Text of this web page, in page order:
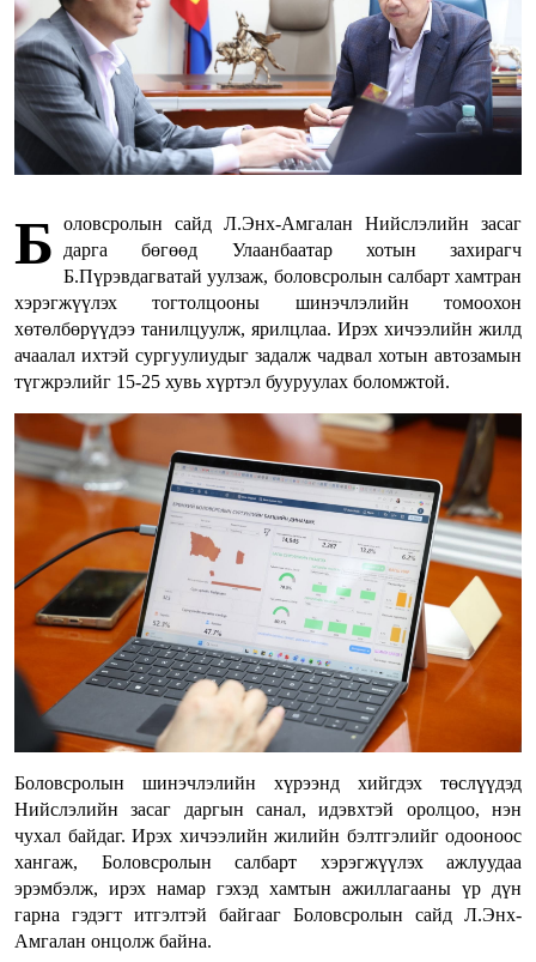
Б оловсролын сайд Л.Энх-Амгалан Нийслэлийн засаг
дарга бөгөөд Улаанбаатар хотын захирагч
Б.Пүрэвдагватай уулзаж, боловсролын салбарт хамтран
хэрэгжүүлэх тогтолцооны шинэчлэлийн томоохон
хөтөлбөрүүдээ танилцуулж, ярилцлаа. Ирэх хичээлийн жилд
ачаалал ихтэй сургуулиудыг задалж чадвал хотын автозамын
түгжрэлийг 15-25 хувь хүртэл бууруулах боломжтой.
Боловсролын шинэчлэлийн хүрээнд хийгдэх төслүүдэд
Нийслэлийн засаг даргын санал, идэвхтэй оролцоо, нэн
чухал байдаг. Ирэх хичээлийн жилийн бэлтгэлийг одооноос
хангаж, Боловсролын салбарт хэрэгжүүлэх ажлуудаа
эрэмбэлж, ирэх намар гэхэд хамтын ажиллагааны үр дүн
гарна гэдэгт итгэлтэй байгааг Боловсролын сайд Л.Энх-
Амгалан онцолж байна.